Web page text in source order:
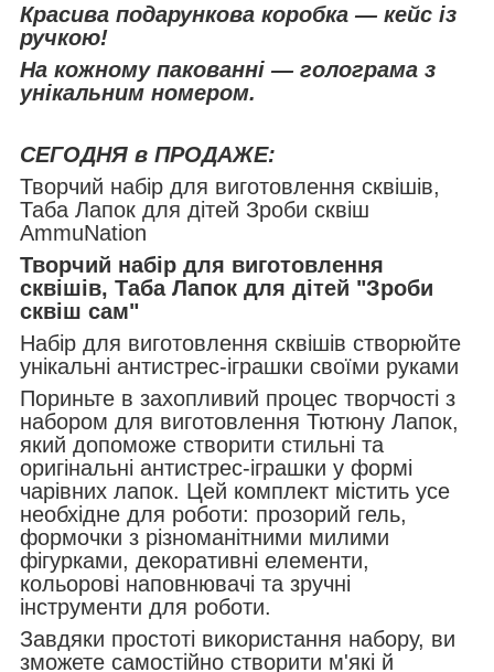
Красива подарункова коробка — кейс із
ручкою!
На кожному пакованні — голограма з
унікальним номером.
СЕГОДНЯ в ПРОДАЖЕ:
Творчий набір для виготовлення сквішів,
Таба Лапок для дітей Зроби сквіш
AmmuNation
Творчий набір для виготовлення
сквішів, Таба Лапок для дітей "Зроби
сквіш сам"
Набір для виготовлення сквішів створюйте
унікальні антистрес-іграшки своїми руками
Пориньте в захопливий процес творчості з
набором для виготовлення Тютюну Лапок,
який допоможе створити стильні та
оригінальні антистрес-іграшки у формі
чарівних лапок. Цей комплект містить усе
необхідне для роботи: прозорий гель,
формочки з різноманітними милими
фігурками, декоративні елементи,
кольорові наповнювачі та зручні
інструменти для роботи.
Завдяки простоті використання набору, ви
зможете самостійно створити м'які й